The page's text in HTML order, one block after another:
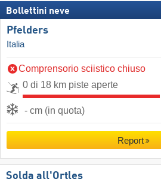
Bollettini neve
Pfelders
Italia
Comprensorio sciistico chiuso
0 di 18 km piste aperte
- cm (in quota)
Report
Solda all'Ortles